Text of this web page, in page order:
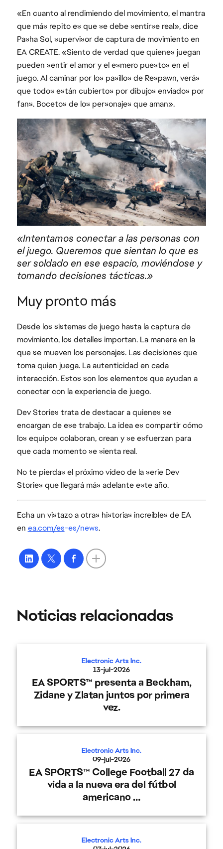
«En cuanto al rendimiendo del movimiento, el mantra
que más repito es que se debe sentirse real», dice
Pasha Sol, supervisor de captura de movimiento en
EA CREATE. «Siento de verdad que quienes juegan
pueden sentir el amor y el esmero puestos en el
juego. Al caminar por los pasillos de Respawn, verás
que todos están cubiertos por dibujos enviados por
fans. Bocetos de los personajes que aman».
«Intentamos conectar a las personas con
el juego. Queremos que sientan lo que es
ser soldado en ese espacio, moviéndose y
tomando decisiones tácticas.»
Muy pronto más
Desde los sistemas de juego hasta la captura de
movimiento, los detalles importan. La manera en la
que se mueven los personajes. Las decisiones que
toma quien juega. La autenticidad en cada
interacción. Estos son los elementos que ayudan a
conectar con la experiencia de juego.
Dev Stories trata de destacar a quienes se
encargan de ese trabajo. La idea es compartir cómo
los equipos colaboran, crean y se esfuerzan para
que cada momento se sienta real.
No te pierdas el próximo vídeo de la serie Dev
Stories que llegará más adelante este año.
Echa un vistazo a otras historias increíbles de EA
en ea.com/es-es/news.